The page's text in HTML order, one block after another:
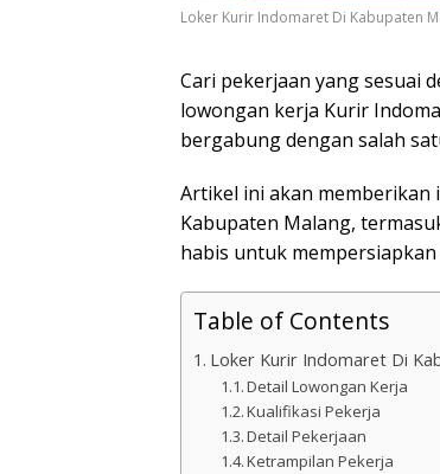
Loker Kurir Indomaret Di Kabupaten
Cari pekerjaan yang sesuai
lowongan kerja Kurir
bergabung dengan salah
Artikel ini akan
Kabupaten Malang,
habis untuk
Table of Contents
Loker Kurir Indomaret Di
Detail Lowongan Kerja
Kualifikasi Pekerja
Detail Pekerjaan
Ketrampilan Pekerja